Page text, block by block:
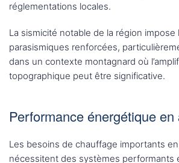
réglementations locales.
La sismicité notable de la région
parasismiques renforcées,
dans un contexte montagnard où
topographique peut être significative.
Performance énergétique en
Les besoins de chauffage importants
nécessitent des systèmes performants